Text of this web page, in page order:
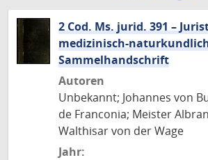
2 Cod. Ms. jurid. 391 –
medizinisch-
Sammelhandschrift
Autoren
Unbekannt; Johannes von
de Franconia; Meister
Walthisar von der Wage
Jahr: